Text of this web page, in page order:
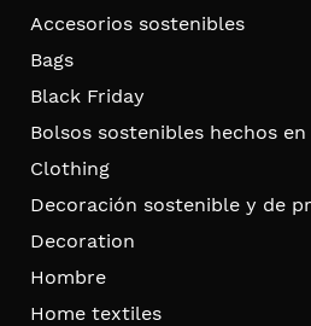
Accesorios sostenibles
Bags
Black Friday
Bolsos sostenibles hechos en
Clothing
Decoración sostenible y de
Decoration
Hombre
Home textiles